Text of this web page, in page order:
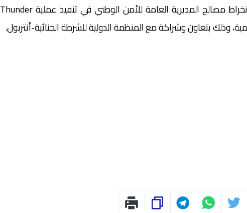
وتندرج هذه العمليات الأمنية في سياق انخراط مصالح المديرية العامة للأمن الوطني في تنفيذ عملية Thunder
وذلك بتعاون وشراكة مع المنظمة الدولية للشرطة الجنائية-أنتربول.